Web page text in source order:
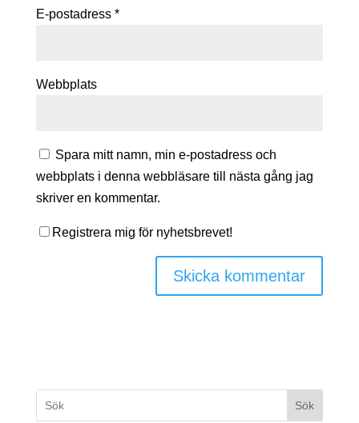
E-postadress *
Webbplats
Spara mitt namn, min e-postadress och
webbplats i denna webbläsare till nästa gång jag
skriver en kommentar.
Registrera mig för nyhetsbrevet!
Sök